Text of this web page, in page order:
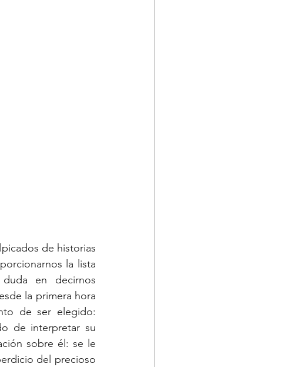
de historias
la lista
en decirnos
la primera hora
de ser elegido:
de interpretar su
sobre él: se le
del precioso